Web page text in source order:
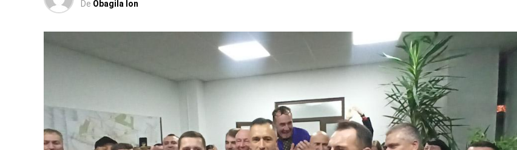
A mai spus Țuțuianu că reprezentanții Autorității Electorale Permanente nu sunt investigatori.
De Obagila Ion